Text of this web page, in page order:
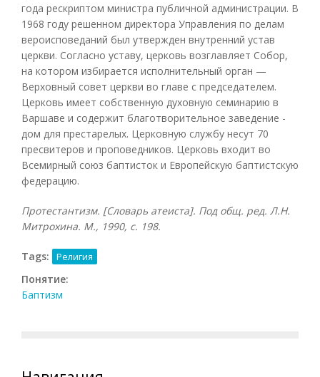
года рескриптом министра публичной администрации. В
1968 году решенном директора Управления по делам
вероисповеданий был утвержден внутренний устав
церкви. Согласно уставу, церковь возглавляет Собор,
на котором избирается исполнительный орган —
Верховный совет церкви во главе с председателем.
Церковь имеет собственную духовную семинарию в
Варшаве и содержит благотворительное заведение -
дом для престарелых. Церковную службу несут 70
пресвитеров и проповедников. Церковь входит во
Всемирный союз баптисток и Европейскую баптистскую
федерацию.
Протестантизм. [Словарь атеиста]. Под общ. ред. Л.Н.
Митрохина. М., 1990, с. 198.
Tags: Религия
Понятие:
Баптизм